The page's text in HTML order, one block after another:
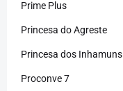
Prime Plus
Princesa do Agreste
Princesa dos Inhamuns
Proconve 7